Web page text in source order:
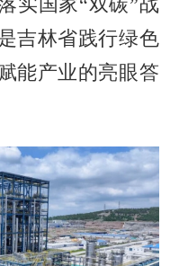
实国家“双碳”战
吉林省践行绿色
能产业的亮眼答